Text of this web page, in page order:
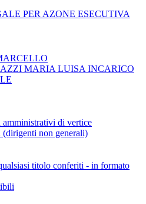
PER AZONE ESECUTIVA
MARIA LUISA INCARICO
di vertice
non generali)
titolo conferiti - in formato